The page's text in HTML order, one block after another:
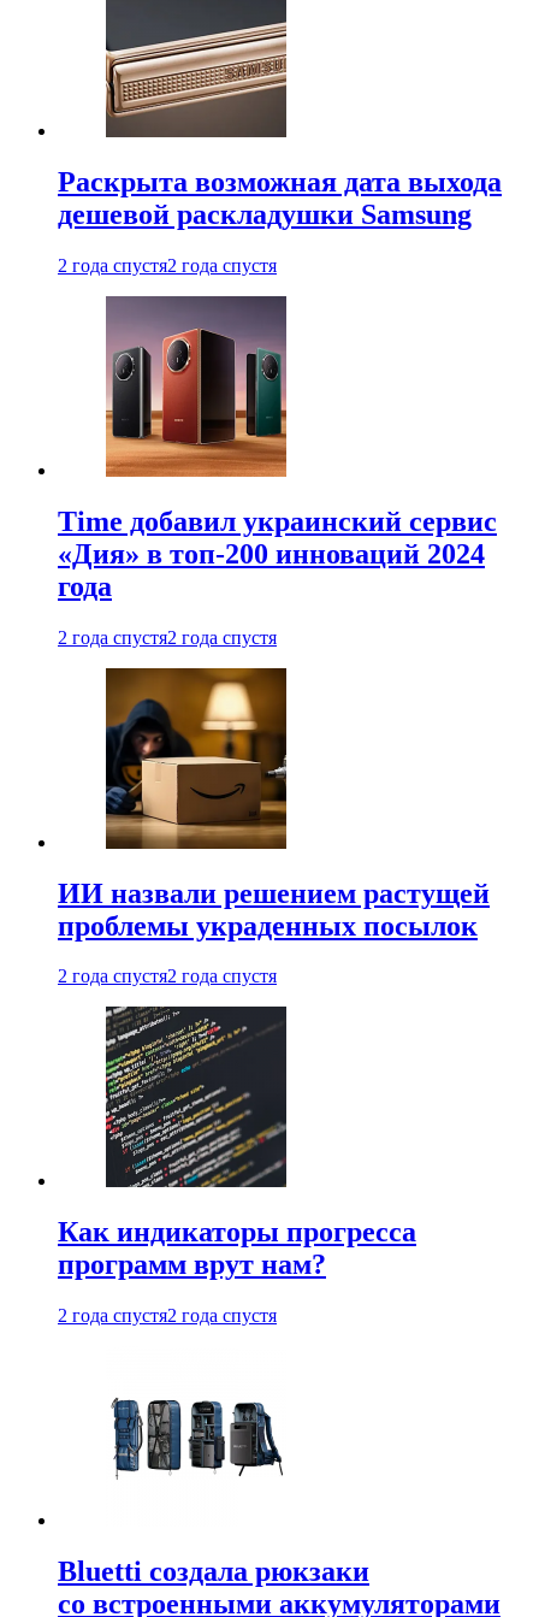
Раскрыта возможная дата выхода
дешевой раскладушки Samsung
2 года спустя2 года спустя
Time добавил украинский сервис
«Дия» в топ-200 инноваций 2024
года
2 года спустя2 года спустя
ИИ назвали решением растущей
проблемы украденных посылок
2 года спустя2 года спустя
Как индикаторы прогресса
программ врут нам?
2 года спустя2 года спустя
Bluetti создала рюкзаки
со встроенными аккумуляторами